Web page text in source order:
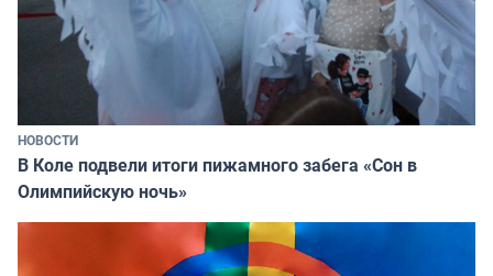
НОВОСТИ
В Коле подвели итоги пижамного забега «Сон в
Олимпийскую ночь»